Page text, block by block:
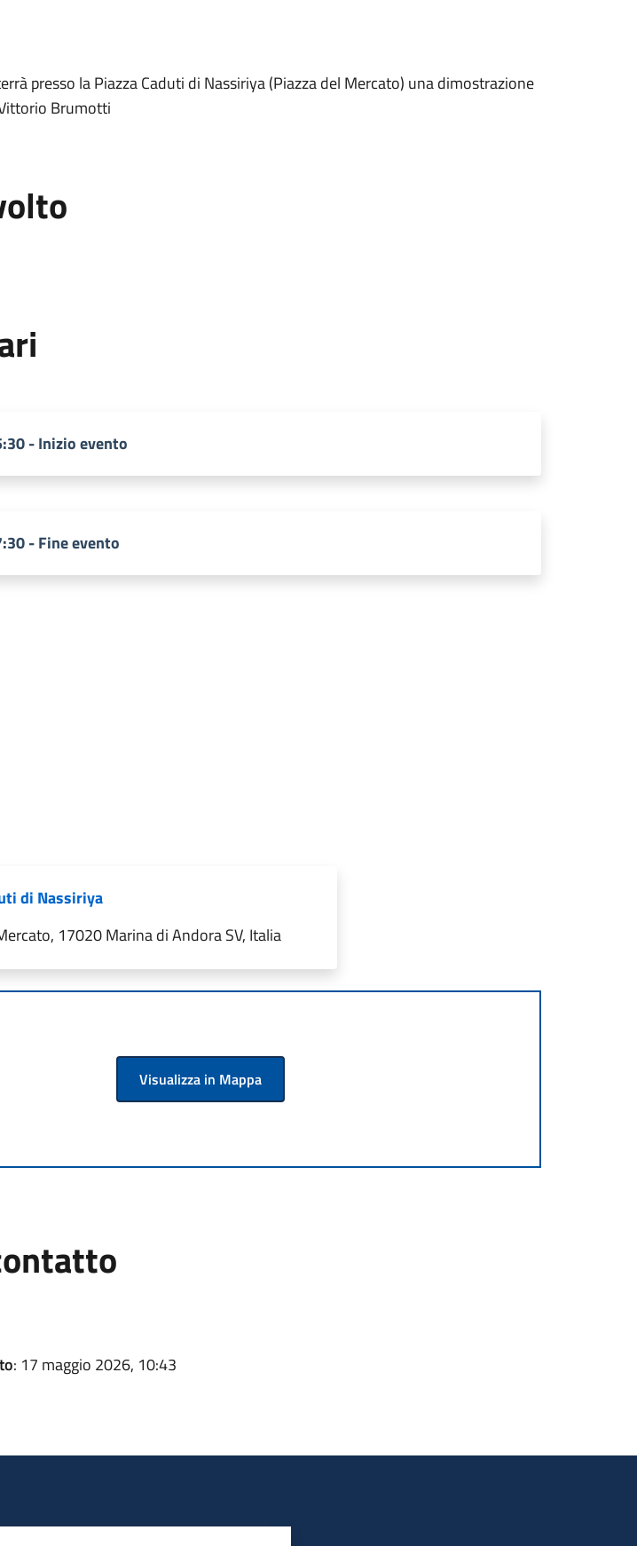
presso la Piazza Caduti di Nassiriya (Piazza del Mercato) una dimostrazione
Brumotti
- Inizio evento
- Fine evento
di Nassiriya
17020 Marina di Andora SV, Italia
Visualizza in Mappa
: 17 maggio 2026, 10:43